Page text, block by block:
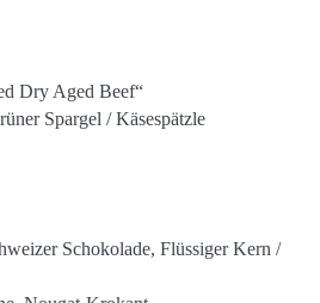
Dry Aged Beef“
Spargel / Käsespätzle
Schokolade, Flüssiger Kern /